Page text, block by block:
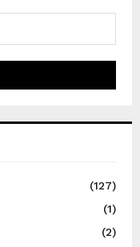
(127)
(1)
(2)